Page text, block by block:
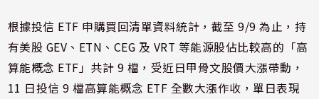
根據投信 ETF 申購買回清單資料統計，截至 9/9 為止，持
有美股 GEV、ETN、CEG 及 VRT 等能源股佔比較高的「高
算能概念 ETF」共計 9 檔，受近日甲骨文股價大漲帶動，
11 日投信 9 檔高算能概念 ETF 全數大漲作收，單日表現